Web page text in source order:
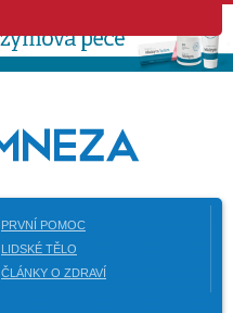
PRVNÍ POMOC
LIDSKÉ TĚLO
ČLÁNKY O ZDRAVÍ